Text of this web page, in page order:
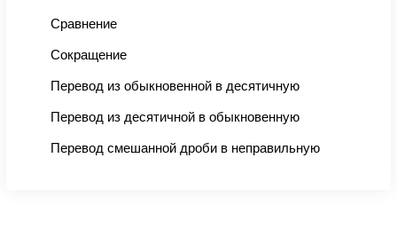
Сравнение
Сокращение
Перевод из обыкновенной в десятичную
Перевод из десятичной в обыкновенную
Перевод смешанной дроби в неправильную